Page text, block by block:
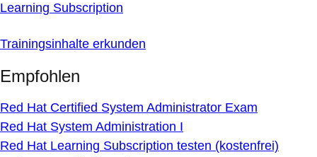
Learning Subscription
Trainingsinhalte erkunden
Empfohlen
Red Hat Certified System Administrator Exam
Red Hat System Administration I
Red Hat Learning Subscription testen (kostenfrei)